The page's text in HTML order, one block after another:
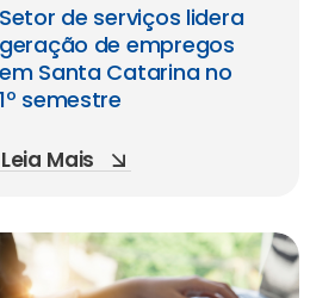
Setor de serviços lidera
geração de empregos
em Santa Catarina no
1º semestre
Leia Mais